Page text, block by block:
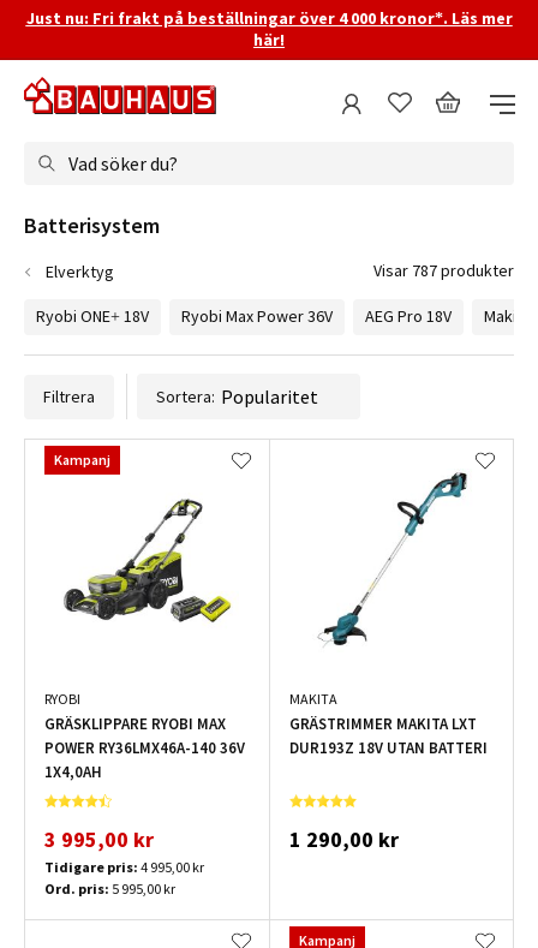
Just nu: Fri frakt på beställningar över 4 000 kronor*. Läs mer
här!
Vad söker du?
Filtrera Sortera:
Kampanj
RYOBI
GRÄSKLIPPARE RYOBI MAX
POWER RY36LMX46A-140 36V
1X4,0AH
3 995,00 kr
Tidigare pris: 4 995,00 kr
Ord. pris: 5 995,00 kr
MAKITA
GRÄSTRIMMER MAKITA LXT
DUR193Z 18V UTAN BATTERI
1 290,00 kr
Kampanj
Batterisystem
Elverktyg Visar 787 produkter
Ryobi ONE+ 18V Ryobi Max Power 36V AEG Pro 18V Makita